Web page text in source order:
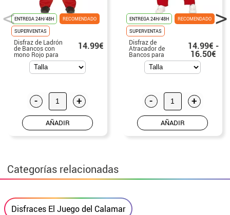
ENTREGA 24H/48H
RECOMENDADO
SUPERVENTAS
Disfraz de Ladrón
de Bancos con
mono Rojo para
hombre
14.99€
- +
AÑADIR
ENTREGA 24H/48H
RECOMENDADO
SUPERVENTAS
Disfraz de
Atracador de
Bancos para
14.99€ -
16.50€
- +
AÑADIR
Categorías relacionadas
Disfraces El Juego del Calamar